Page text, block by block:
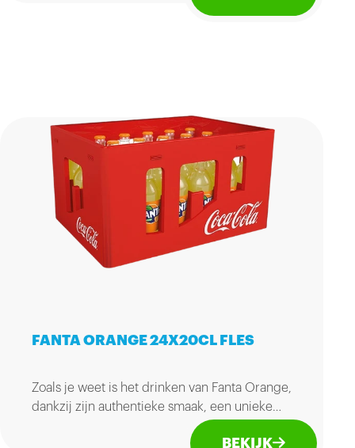
zoetstoffen en conserveermiddelen.
FANTA ORANGE 24X20CL FLES
Zoals je weet is het drinken van Fanta Orange,
dankzij zijn authentieke smaak, een unieke
BEKIJK